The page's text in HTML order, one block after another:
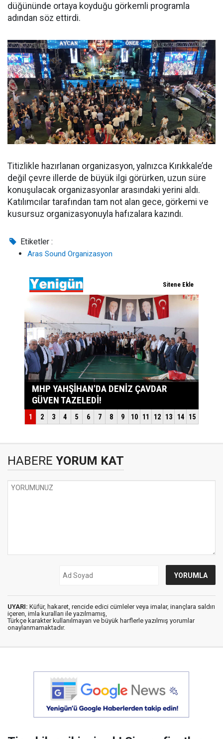
düğününde ortaya koyduğu görkemli programla
adından söz ettirdi.
Titizlikle hazırlanan organizasyon, yalnızca Kırıkkale’de
değil çevre illerde de büyük ilgi görürken, uzun süre
konuşulacak organizasyonlar arasındaki yerini aldı.
Katılımcılar tarafından tam not alan gece, görkemi ve
kusursuz organizasyonuyla hafızalara kazındı.
Etiketler :
Aras Sound Organizasyon
HABERE YORUM KAT
UYARI: Küfür, hakaret, rencide edici cümleler veya imalar, inançlara saldırı
içeren, imla kuralları ile yazılmamış,
Türkçe karakter kullanılmayan ve büyük harflerle yazılmış yorumlar
onaylanmamaktadır.